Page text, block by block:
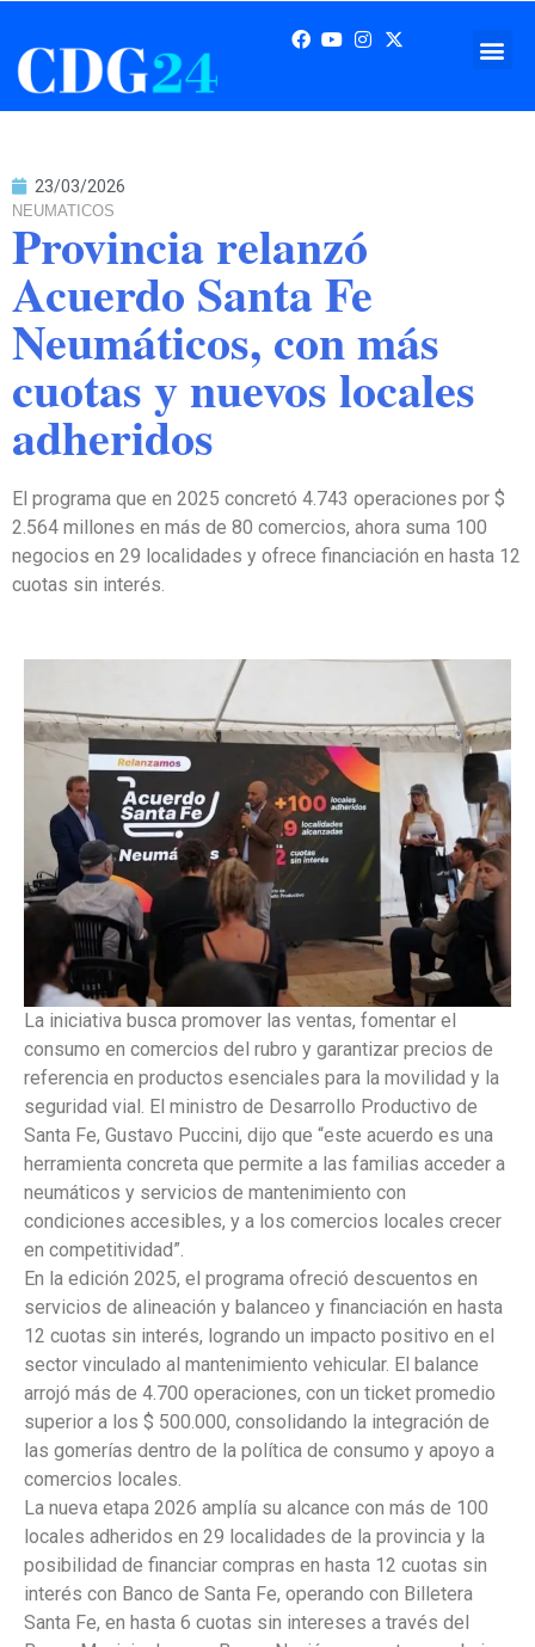
23/03/2026
NEUMATICOS
Provincia relanzó
Acuerdo Santa Fe
Neumáticos, con más
cuotas y nuevos locales
adheridos
El programa que en 2025 concretó 4.743 operaciones por $
2.564 millones en más de 80 comercios, ahora suma 100
negocios en 29 localidades y ofrece financiación en hasta 12
cuotas sin interés.
La iniciativa busca promover las ventas, fomentar el
consumo en comercios del rubro y garantizar precios de
referencia en productos esenciales para la movilidad y la
seguridad vial. El ministro de Desarrollo Productivo de
Santa Fe, Gustavo Puccini, dijo que “este acuerdo es una
herramienta concreta que permite a las familias acceder a
neumáticos y servicios de mantenimiento con
condiciones accesibles, y a los comercios locales crecer
en competitividad”.
En la edición 2025, el programa ofreció descuentos en
servicios de alineación y balanceo y financiación en hasta
12 cuotas sin interés, logrando un impacto positivo en el
sector vinculado al mantenimiento vehicular. El balance
arrojó más de 4.700 operaciones, con un ticket promedio
superior a los $ 500.000, consolidando la integración de
las gomerías dentro de la política de consumo y apoyo a
comercios locales.
La nueva etapa 2026 amplía su alcance con más de 100
locales adheridos en 29 localidades de la provincia y la
posibilidad de financiar compras en hasta 12 cuotas sin
interés con Banco de Santa Fe, operando con Billetera
Santa Fe, en hasta 6 cuotas sin intereses a través del